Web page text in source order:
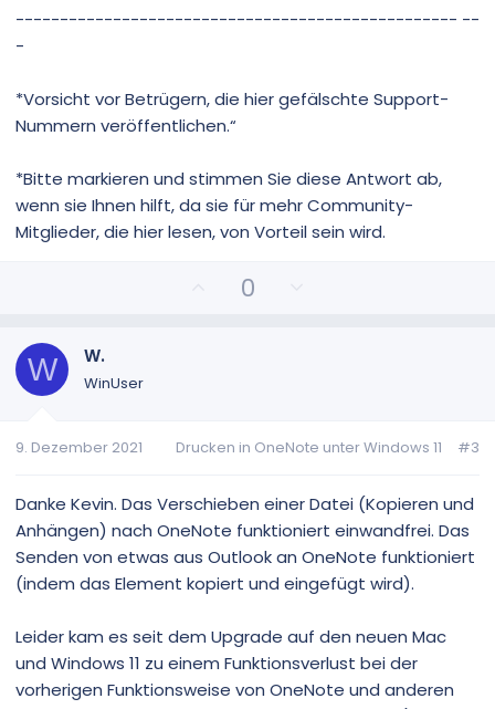
-------------------------------------------------- --
-
*Vorsicht vor Betrügern, die hier gefälschte Support-
Nummern veröffentlichen.“
*Bitte markieren und stimmen Sie diese Antwort ab,
wenn sie Ihnen hilft, da sie für mehr Community-
Mitglieder, die hier lesen, von Vorteil sein wird.
e
t
i
m
m
0
e
t
i
m
m
e
W W.
WinUser
9. Dezember 2021 Drucken in OneNote unter Windows 11 #3
Danke Kevin. Das Verschieben einer Datei (Kopieren und
Anhängen) nach OneNote funktioniert einwandfrei. Das
Senden von etwas aus Outlook an OneNote funktioniert
(indem das Element kopiert und eingefügt wird).
Leider kam es seit dem Upgrade auf den neuen Mac
und Windows 11 zu einem Funktionsverlust bei der
vorherigen Funktionsweise von OneNote und anderen